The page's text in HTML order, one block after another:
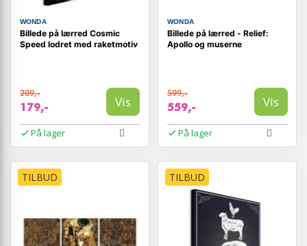
WONDA
Billede på lærred Cosmic
Speed lodret med raketmotiv
209,-
179,- Vis
På lager
WONDA
Billede på lærred - Relief:
Apollo og muserne
599,-
559,- Vis
På lager
TILBUD TILBUD